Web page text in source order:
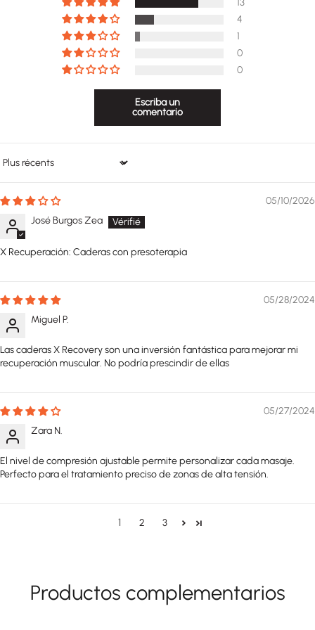
4
1
0
0
Escriba un
comentario
Sort by
05/10/2026
José Burgos Zea
X Recuperación: Caderas con presoterapia
05/28/2024
Miguel P.
Las caderas X Recovery son una inversión fantástica para mejorar mi
recuperación muscular. No podría prescindir de ellas
05/27/2024
Zara N.
El nivel de compresión ajustable permite personalizar cada masaje.
Perfecto para el tratamiento preciso de zonas de alta tensión.
1 2 3